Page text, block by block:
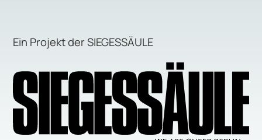
Ein Projekt der SIEGESSÄULE